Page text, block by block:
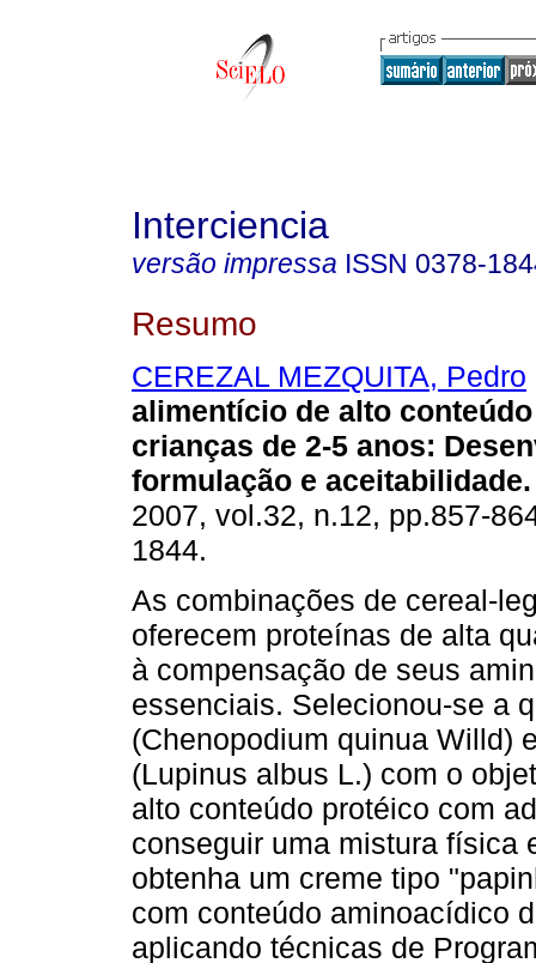
Interciencia
versão impressa ISSN 0378-
Resumo
CEREZAL MEZQUITA, Pedro
alimentício de alto
crianças de 2-5 anos:
formulação e aceitabilidade.
2007, vol.32, n.12, pp.857-
1844.
As combinações de cereal-
oferecem proteínas de alta
à compensação de seus
essenciais. Selecionou-se a
(Chenopodium quinua Willd)
(Lupinus albus L.) com o
alto conteúdo protéico com
conseguir uma mistura física
obtenha um creme tipo
com conteúdo aminoacídico
aplicando técnicas de